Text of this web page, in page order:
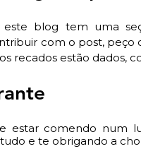
este blog tem uma
com o post,
recados estão dados,
estar comendo num
e te obrigando a